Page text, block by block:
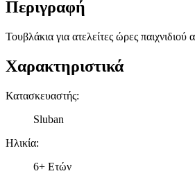
Περιγραφή
Τουβλάκια για ατελείτες ώρες παιχνιδιού
Χαρακτηριστικά
Κατασκευαστής:
Sluban
Ηλικία:
6+ Ετών